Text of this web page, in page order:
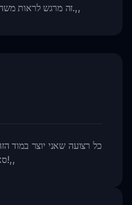
זה מרגש לראות משהו שונה ומרתק בעולם ספרנקי.,,
כל רצועה שאני יוצר במוד
סאונד המרתקים הם פנטסטיים!,,